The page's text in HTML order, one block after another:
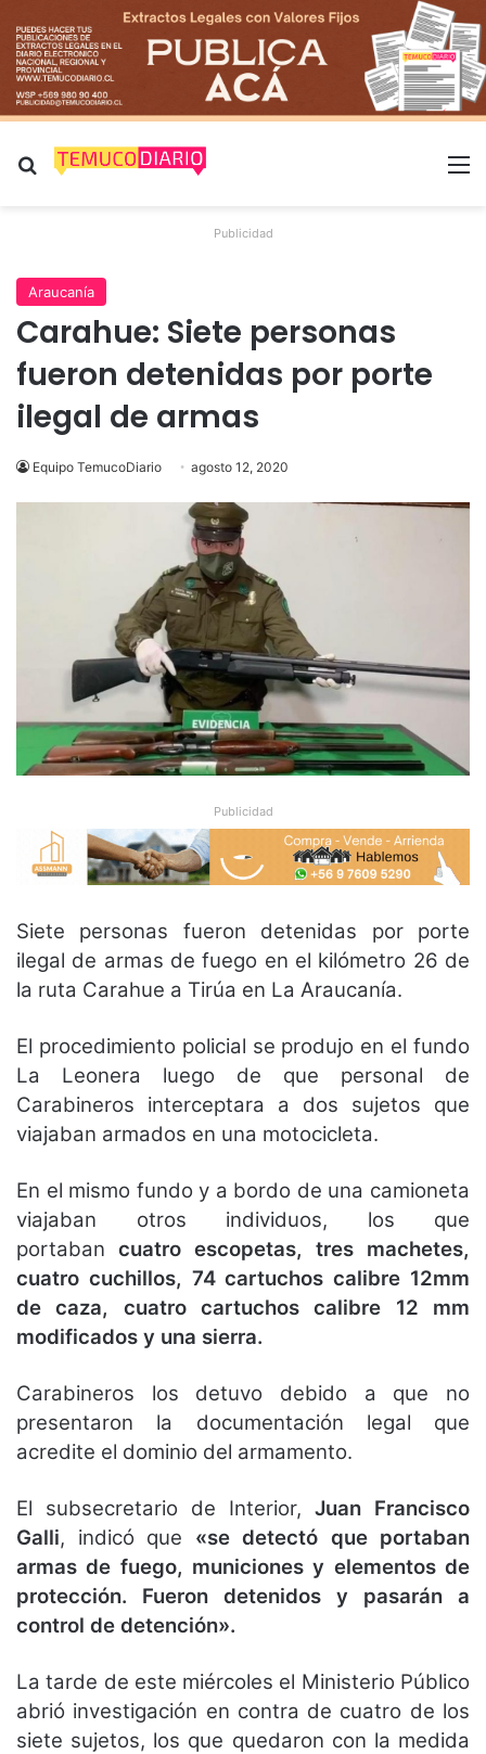
Buscar por
Publicidad
Araucanía
Carahue: Siete personas
fueron detenidas por porte
ilegal de armas
Equipo TemucoDiario agosto 12, 2020
Publicidad
Siete personas fueron detenidas por porte
ilegal de armas de fuego en el kilómetro 26 de
la ruta Carahue a Tirúa en La Araucanía.
El procedimiento policial se produjo en el fundo
La Leonera luego de que personal de
Carabineros interceptara a dos sujetos que
viajaban armados en una motocicleta.
En el mismo fundo y a bordo de una camioneta
viajaban otros individuos, los que
portaban cuatro escopetas, tres machetes,
cuatro cuchillos, 74 cartuchos calibre 12mm
de caza, cuatro cartuchos calibre 12 mm
modificados y una sierra.
Carabineros los detuvo debido a que no
presentaron la documentación legal que
acredite el dominio del armamento.
El subsecretario de Interior, Juan Francisco
Galli, indicó que «se detectó que portaban
armas de fuego, municiones y elementos de
protección. Fueron detenidos y pasarán a
control de detención».
La tarde de este miércoles el Ministerio Público
abrió investigación en contra de cuatro de los
siete sujetos, los que quedaron con la medida